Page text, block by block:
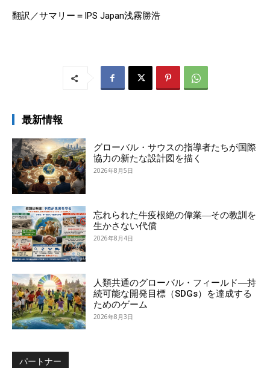
翻訳／サマリー＝IPS Japan浅霧勝浩
最新情報
グローバル・サウスの指導者たちが国際
協力の新たな設計図を描く
2026年8月5日
忘れられた牛疫根絶の偉業―その教訓を
生かさない代償
2026年8月4日
人類共通のグローバル・フィールド―持
続可能な開発目標（SDGs）を達成する
ためのゲーム
2026年8月3日
パートナー